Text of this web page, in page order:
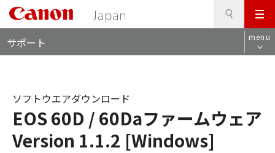
メ
ニ
ュ
サポート menu
EOS 60D / 60Daファームウェア
Version 1.1.2 [Windows]
ソフトウエアダウンロード